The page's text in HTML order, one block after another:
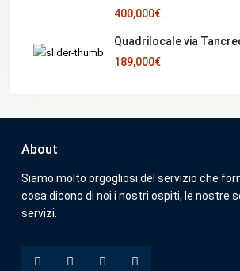
400,000€
Quadrilocale via
189,000€
About
Siamo molto orgogliosi del servizio che
cosa dicono di noi i nostri ospiti, le nostre
servizi.